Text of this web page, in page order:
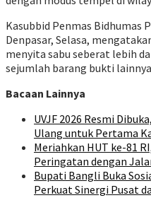
Kasubbid Penmas Bidhumas
Denpasar, Selasa,
menyita sabu seberat lebih
sejumlah barang bukti
Bacaan Lainnya
UVJF 2026 Resmi
Ulang untuk Pertama
Meriahkan HUT ke-81
Peringatan dengan
Bupati Bangli Buka
Perkuat Sinergi Pusat